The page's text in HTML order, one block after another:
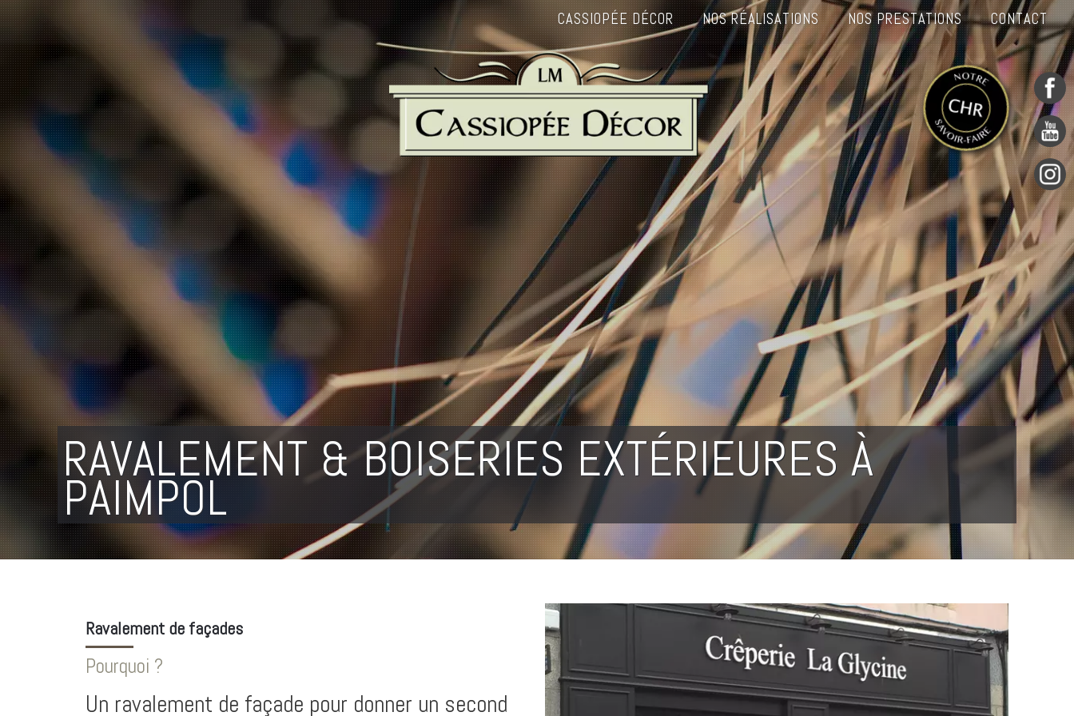
CASSIOPÉE DÉCOR NOS RÉALISATIONS NOS PRESTATIONS CONTACT
RAVALEMENT & BOISERIES EXTÉRIEURES À
PAIMPOL
Ravalement de façades
Pourquoi ?
Un ravalement de façade pour donner un second